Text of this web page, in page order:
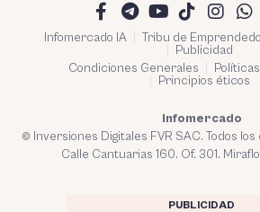
Infomercado IA Tribu de
Publicidad
Condiciones Generales
Principios éticos
Infomercado
© Inversiones Digitales FVR SAC. Todos
Calle Cantuarias 160. Of. 301.
PUBLICIDAD